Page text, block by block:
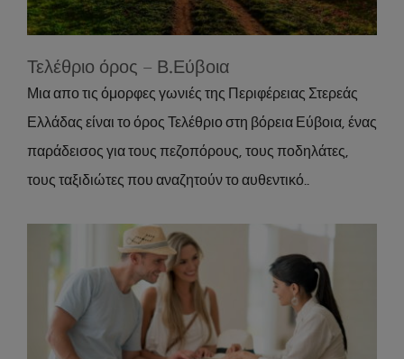
Τελέθριο όρος – Β.Εύβοια
Μια απο τις όμορφες γωνιές της Περιφέρειας Στερεάς
Ελλάδας είναι το όρος Τελέθριο στη βόρεια Εύβοια, ένας
παράδεισος για τους πεζοπόρους, τους ποδηλάτες,
τους ταξιδιώτες που αναζητούν το αυθεντικό..
Συμβουλές & Συνήθεις ερωτήσεις